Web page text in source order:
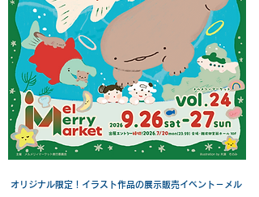
オリジナル限定！イラスト作品の展示販売イベント－メル